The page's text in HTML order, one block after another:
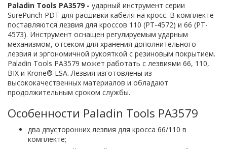
Paladin Tools PA3579 - ударный инструмент серии
SurePunch PDT для расшивки кабеля на кросс. В комплекте
поставляются лезвия для кроссов 110 (PT-4572) и 66 (PT-
4573). Инструмент оснащен регулируемым ударным
механизмом, отсеком для хранения дополнительного
лезвия и эргономичной рукояткой с резиновым покрытием.
Paladin Tools PA3579 может работать с лезвиями 66, 110,
BIX и Krone® LSA. Лезвия изготовлены из
высококачественных материалов и обладают
продолжительным сроком службы.
Особенности Paladin Tools PA3579
два двусторонних лезвия для кросса 66/110 в
комплекте;